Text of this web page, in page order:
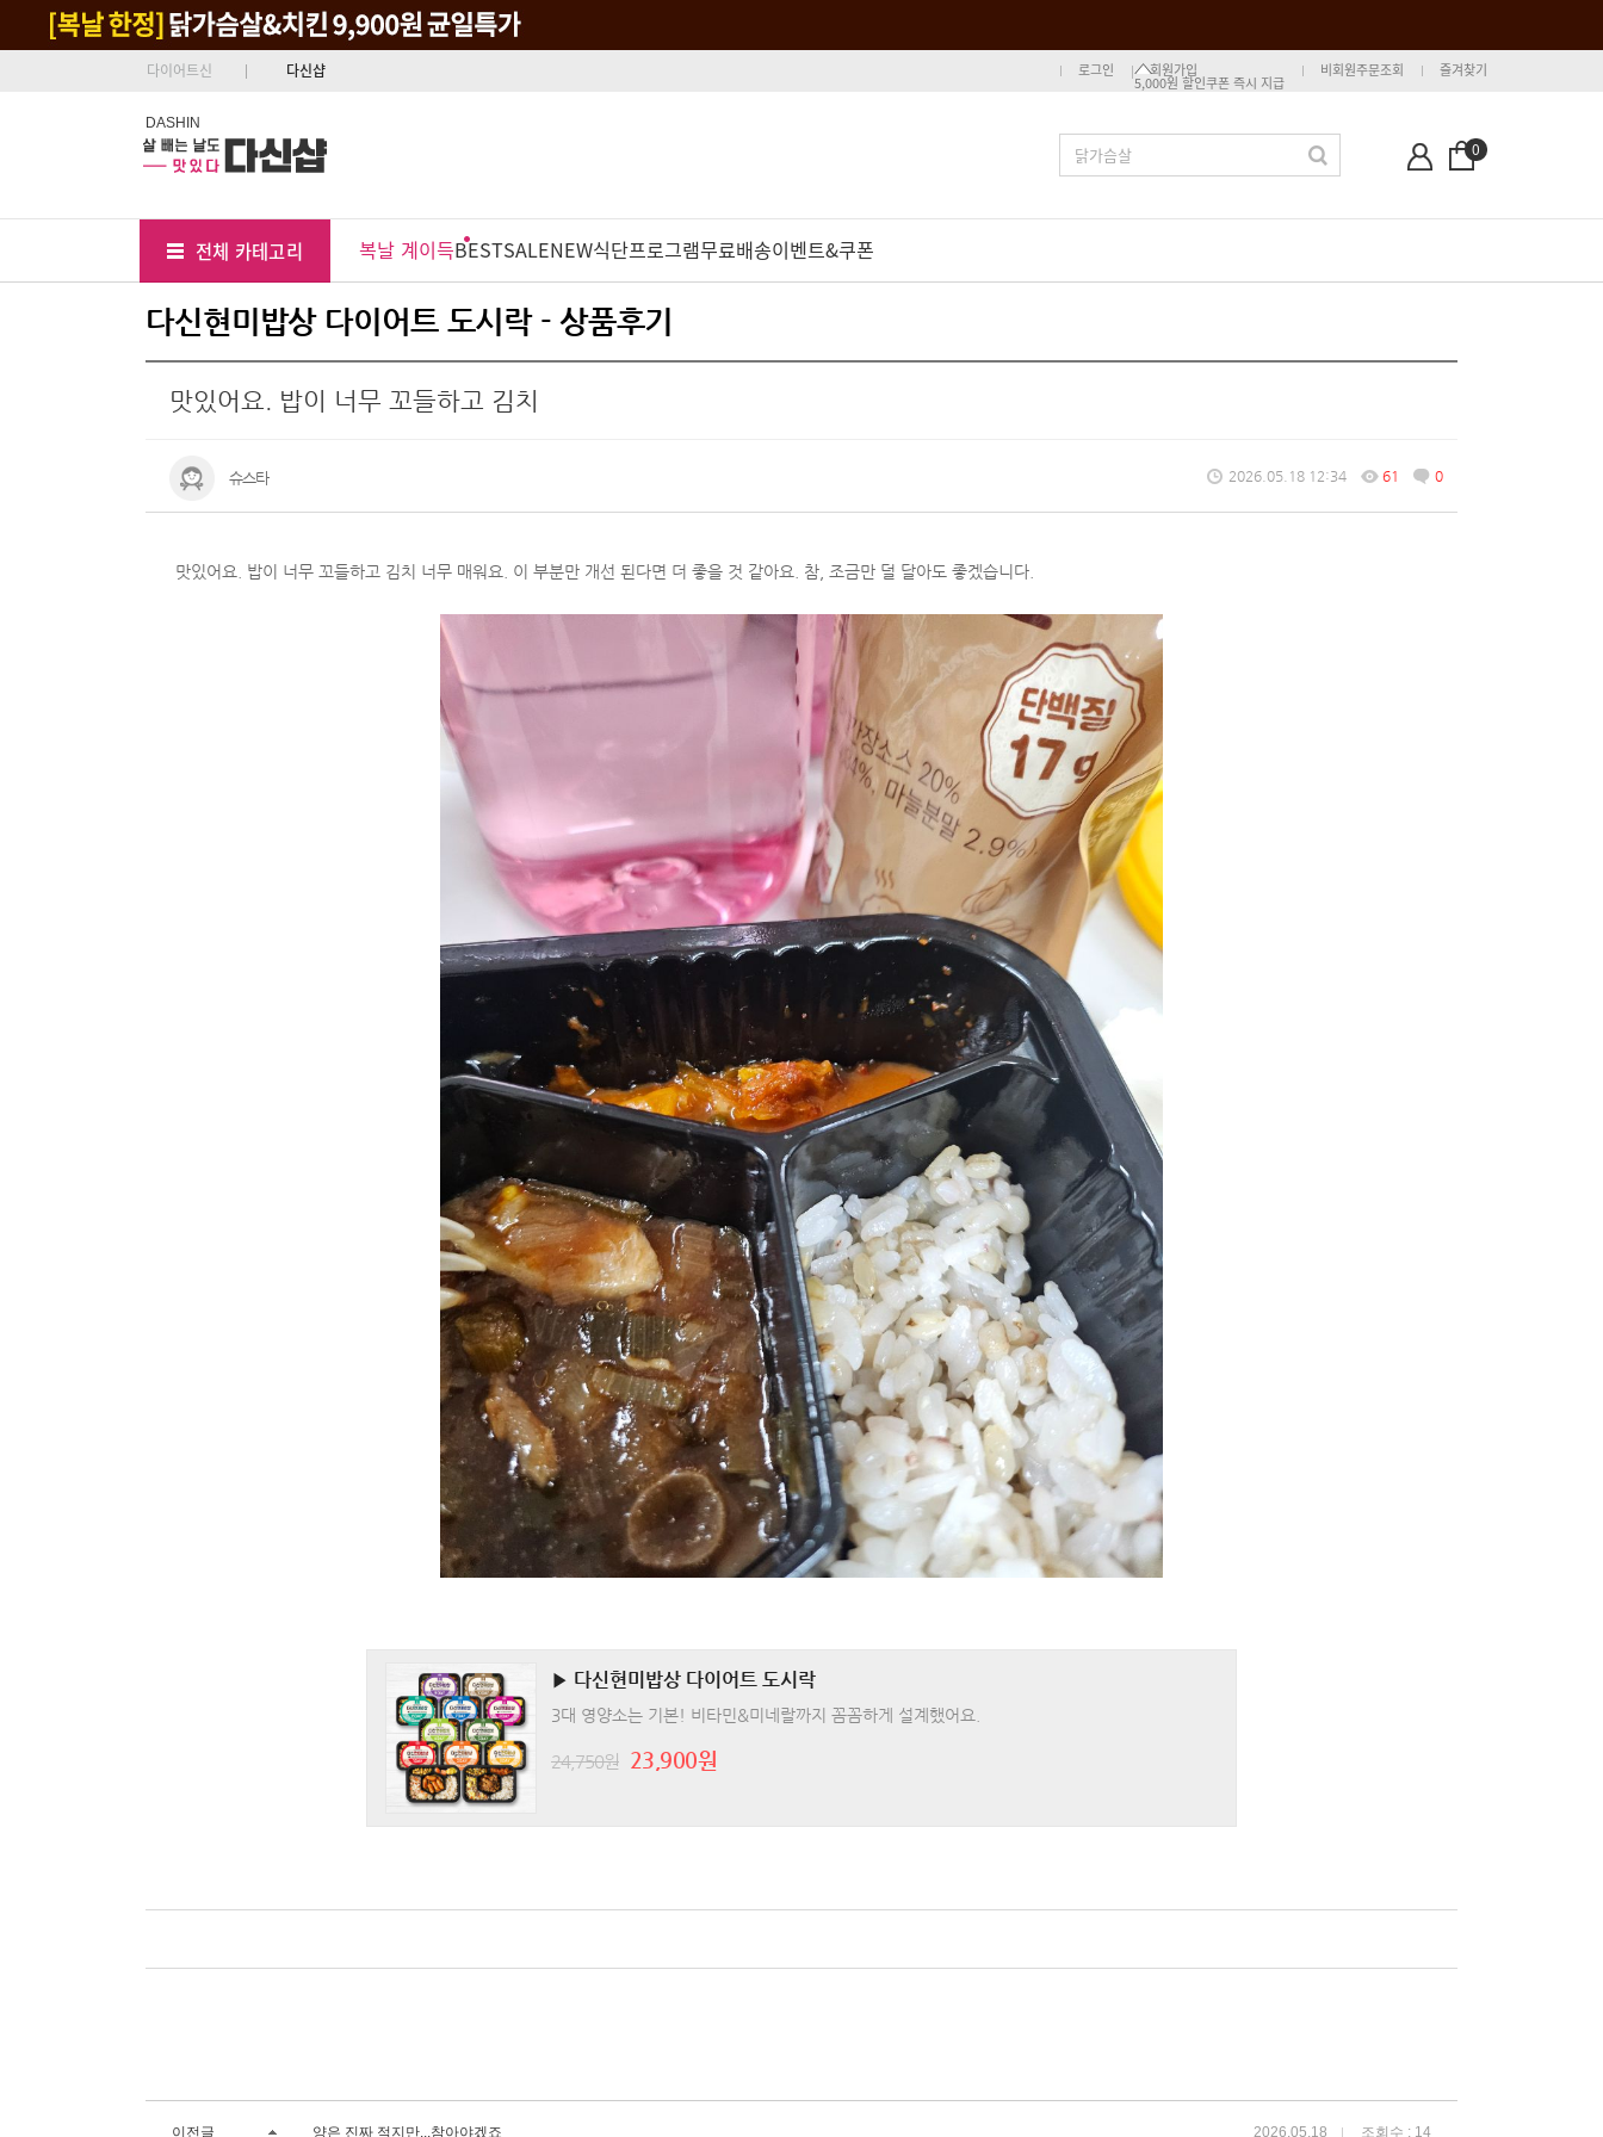
다이어트신 다신샵 로그인 회원가입
5,000원 할인쿠폰 즉시 지급
비회원주문조회 즐겨찾기
DASHIN
0
전체 카테고리 복날 계이득BESTSALENEW식단프로그램무료배송이벤트&쿠폰
다신현미밥상 다이어트 도시락 - 상품후기
맛있어요. 밥이 너무 꼬들하고 김치
슈스타 2026.05.18 12:34 61 0
맛있어요. 밥이 너무 꼬들하고 김치 너무 매워요. 이 부분만 개선 된다면 더 좋을 것 같아요. 참, 조금만 덜 달아도 좋겠습니다.
▶ 다신현미밥상 다이어트 도시락
3대 영양소는 기본! 비타민&미네랄까지 꼼꼼하게 설계했어요.
24,750원 23,900원
이전글 양은 진짜 적지만...참아야겠죠 2026.05.18 조회수 : 14